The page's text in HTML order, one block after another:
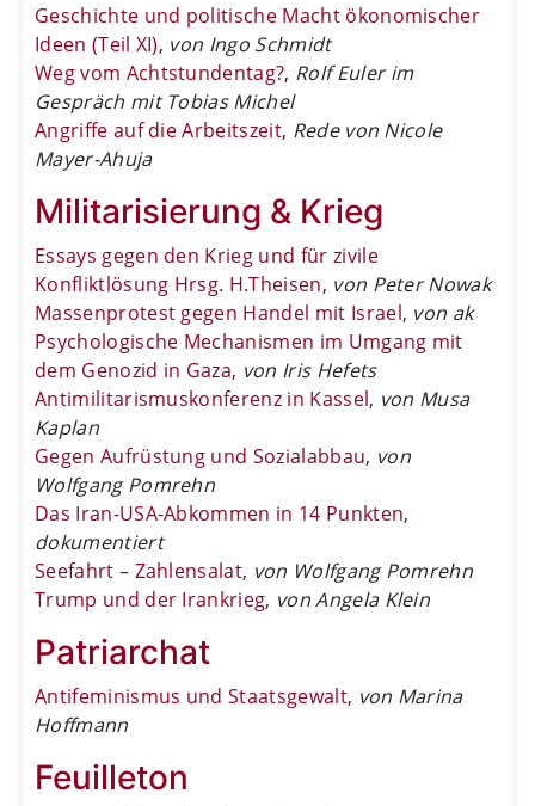
Geschichte und politische Macht ökonomischer
Ideen (Teil XI), von Ingo Schmidt
Weg vom Achtstundentag?, Rolf Euler im
Gespräch mit Tobias Michel
Angriffe auf die Arbeitszeit, Rede von Nicole
Mayer-Ahuja
Militarisierung & Krieg
Essays gegen den Krieg und für zivile
Konfliktlösung Hrsg. H.Theisen, von Peter Nowak
Massenprotest gegen Handel mit Israel, von ak
Psychologische Mechanismen im Umgang mit
dem Genozid in Gaza, von Iris Hefets
Antimilitarismuskonferenz in Kassel, von Musa
Kaplan
Gegen Aufrüstung und Sozialabbau, von
Wolfgang Pomrehn
Das Iran-USA-Abkommen in 14 Punkten,
dokumentiert
Seefahrt – Zahlensalat, von Wolfgang Pomrehn
Trump und der Irankrieg, von Angela Klein
Patriarchat
Antifeminismus und Staatsgewalt, von Marina
Hoffmann
Feuilleton